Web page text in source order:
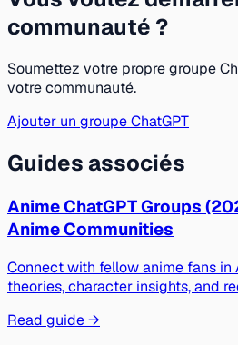
communauté ?
Soumettez votre propre groupe
votre communauté.
Ajouter un groupe ChatGPT
Guides associés
Anime ChatGPT Groups
Anime Communities
Connect with fellow anime fans
theories, character insights, and
Read guide →